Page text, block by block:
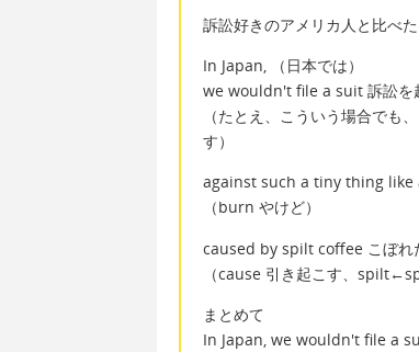
訴訟好きのアメリカ人と比べ
In Japan, （日本では）
we wouldn't file a suit 訴訟
（たとえ、こういう場合でも
す）
against such a tiny thing
（burn やけど）
caused by spilt coffee こぼれ
（cause 引き起こす、
まとめて
In Japan, we wouldn't file a